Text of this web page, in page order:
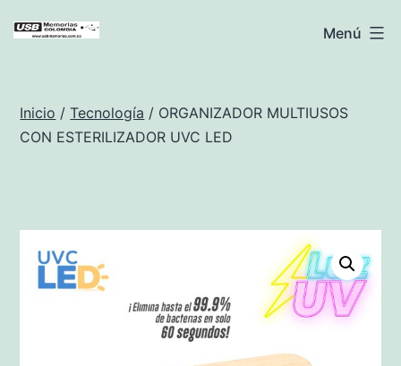
USB
Menú
Inicio /Tecnología / ORGANIZADOR MULTIUSOS
CON ESTERILIZADOR UVC LED